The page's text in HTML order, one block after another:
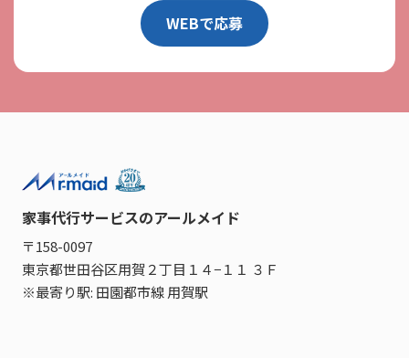
WEBで応募
家事代行サービスのアールメイド
〒158-0097
東京都世田谷区用賀２丁目１４−１１ ３Ｆ
※最寄り駅: 田園都市線 用賀駅